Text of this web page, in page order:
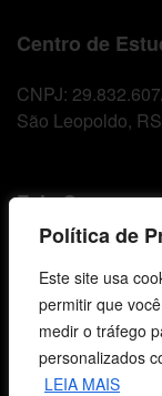
Política de
Este site usa
permitir que
medir o tráfego
personalizados
LEIA MAIS
Centro de
CNPJ:
São Leopoldo,
Fale Conosco
WhatsApp /
+55 (51) 99734-